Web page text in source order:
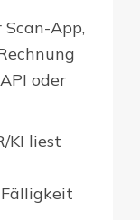
Scan-App,
oder
KI liest